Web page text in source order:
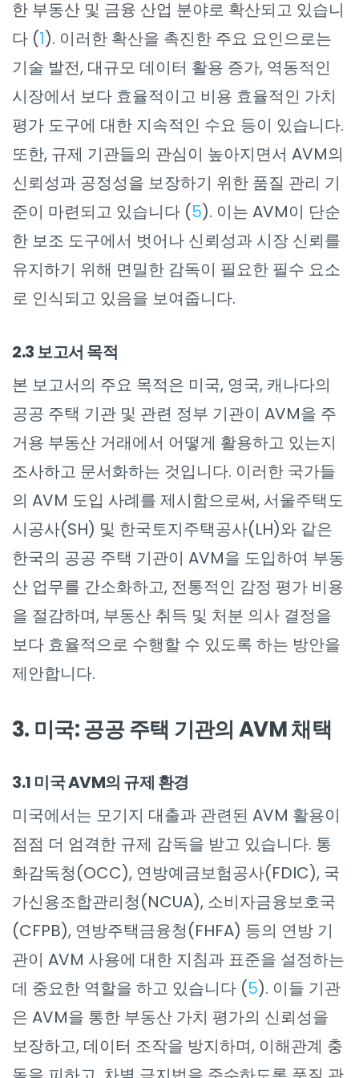
한 부동산 및 금융 산업 분야로 확산되고 있습니
다 (1). 이러한 확산을 촉진한 주요 요인으로는
기술 발전, 대규모 데이터 활용 증가, 역동적인
시장에서 보다 효율적이고 비용 효율적인 가치
평가 도구에 대한 지속적인 수요 등이 있습니다.
또한, 규제 기관들의 관심이 높아지면서 AVM의
신뢰성과 공정성을 보장하기 위한 품질 관리 기
준이 마련되고 있습니다 (5). 이는 AVM이 단순
한 보조 도구에서 벗어나 신뢰성과 시장 신뢰를
유지하기 위해 면밀한 감독이 필요한 필수 요소
로 인식되고 있음을 보여줍니다.
2.3 보고서 목적
본 보고서의 주요 목적은 미국, 영국, 캐나다의
공공 주택 기관 및 관련 정부 기관이 AVM을 주
거용 부동산 거래에서 어떻게 활용하고 있는지
조사하고 문서화하는 것입니다. 이러한 국가들
의 AVM 도입 사례를 제시함으로써, 서울주택도
시공사(SH) 및 한국토지주택공사(LH)와 같은
한국의 공공 주택 기관이 AVM을 도입하여 부동
산 업무를 간소화하고, 전통적인 감정 평가 비용
을 절감하며, 부동산 취득 및 처분 의사 결정을
보다 효율적으로 수행할 수 있도록 하는 방안을
제안합니다.
3. 미국: 공공 주택 기관의 AVM 채택
3.1 미국 AVM의 규제 환경
미국에서는 모기지 대출과 관련된 AVM 활용이
점점 더 엄격한 규제 감독을 받고 있습니다. 통
화감독청(OCC), 연방예금보험공사(FDIC), 국
가신용조합관리청(NCUA), 소비자금융보호국
(CFPB), 연방주택금융청(FHFA) 등의 연방 기
관이 AVM 사용에 대한 지침과 표준을 설정하는
데 중요한 역할을 하고 있습니다 (5). 이들 기관
은 AVM을 통한 부동산 가치 평가의 신뢰성을
보장하고, 데이터 조작을 방지하며, 이해관계 충